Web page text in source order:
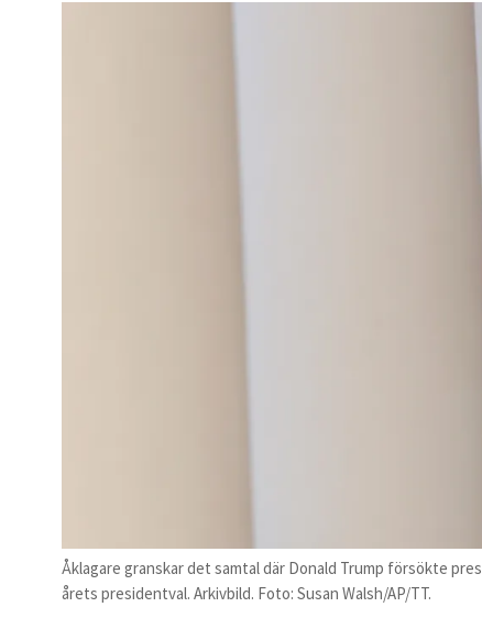
Åklagare granskar det samtal där Donald Trump försökte
årets presidentval. Arkivbild. Foto: Susan Walsh/AP/TT.